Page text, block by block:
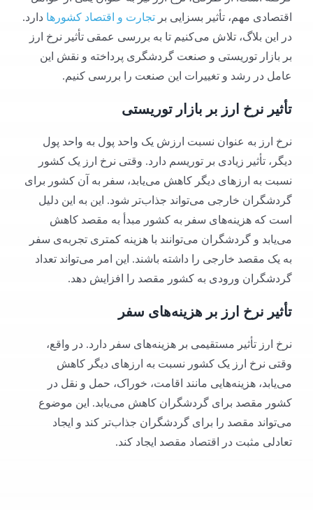
اقتصادی مهم، تأثیر بسزایی بر تجارت و اقتصاد کشورها دارد.
در این بلاگ، تلاش می‌کنیم تا به بررسی عمقی تأثیر نرخ ارز
بر بازار توریستی و صنعت گردشگری پرداخته و نقش این
عامل در رشد و تغییرات این صنعت را بررسی کنیم.
تأثیر نرخ ارز بر بازار توریستی
نرخ ارز به عنوان نسبت ارزش یک واحد پول به واحد پول
دیگر، تأثیر زیادی بر توریسم دارد. وقتی نرخ ارز یک کشور
نسبت به ارزهای دیگر کاهش می‌یابد، سفر به آن کشور برای
گردشگران خارجی می‌تواند جذاب‌تر شود. این به این دلیل
است که هزینه‌های سفر به کشور مبدأ به مقصد کاهش
می‌یابد و گردشگران می‌توانند با هزینه کمتری تجربه‌ی سفر
به یک مقصد خارجی را داشته باشند. این امر می‌تواند تعداد
گردشگران ورودی به کشور مقصد را افزایش دهد.
تأثیر نرخ ارز بر هزینه‌های سفر
نرخ ارز تأثیر مستقیمی بر هزینه‌های سفر دارد. در واقع،
وقتی نرخ ارز یک کشور نسبت به ارزهای دیگر کاهش
می‌یابد، هزینه‌هایی مانند اقامت، خوراک، حمل و نقل در
کشور مقصد برای گردشگران کاهش می‌یابد. این موضوع
می‌تواند مقصد را برای گردشگران جذاب‌تر کند و ایجاد
تعادلی مثبت در اقتصاد مقصد ایجاد کند.